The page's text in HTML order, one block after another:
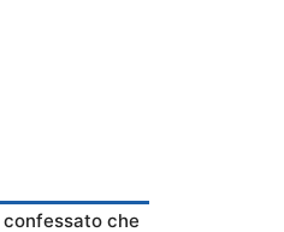
confessato che